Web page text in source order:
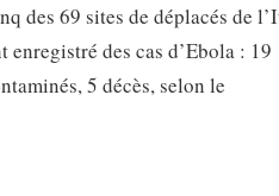
des 69 sites de déplacés de
enregistré des cas d’Ebola : 19
5 décès, selon le